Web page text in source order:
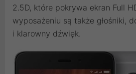
2.5D, które pokrywa ekran Full
wyposażeniu są także głośniki,
i klarowny dźwięk.